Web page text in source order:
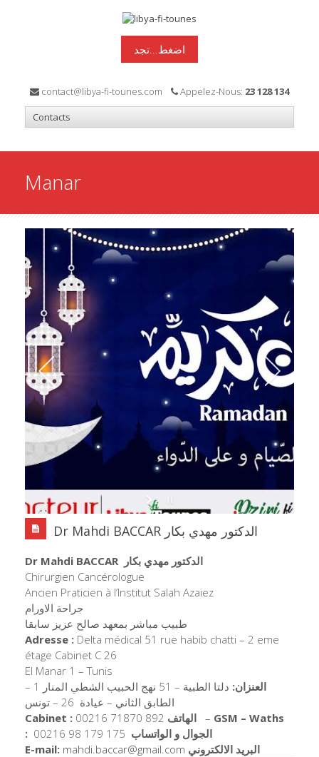
اضغط...تجد
contact@libya-fi-tounes.com Appelez-Nous: 23 128 134
Manar
Dr Mahdi BACCAR الدكتور مهدي بكار
Dr Mahdi BACCAR الدكتور مهدي بكار
Chirurgien Cancérologue
Ancien Praticien à l’Institut Salah Azaiez
جراحة الاورام
طبيب مباشر بمعهد صالح عزيز سابقا
Adresse : Delta médical 51 rue habib chatti – 2 eme
étage Cabinet C 26
El Manar 1 – Tunis
العنزان:
دلتا الطبية – 51 نهج الحبيب الشطي المنار 1 –
الطابق الثاني – عيادة 26 – تونس
Cabinet : 00216 71870 892 الهاتف – GSM – Waths
: 00216 98 179 175 الجوال و الواتساب
E-mail: mahdi.baccar@gmail.com البريد الالكتروني